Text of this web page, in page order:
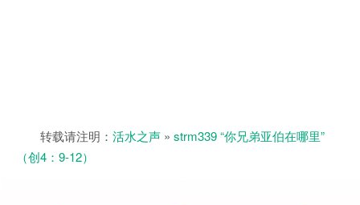
转载请注明： 活水之声 » strm339 “你兄弟亚伯在哪里”
（创4：9-12）